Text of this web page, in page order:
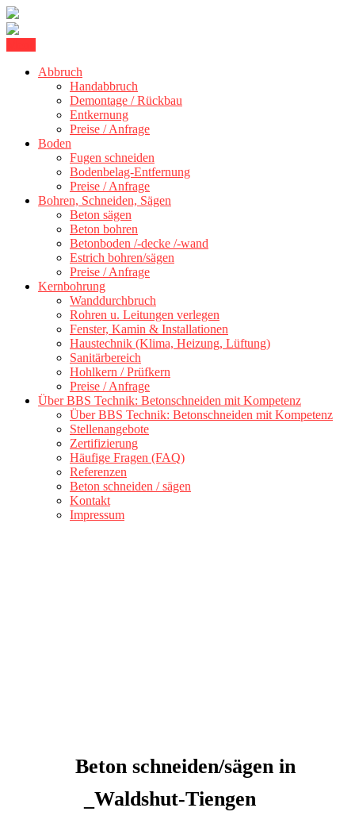
content
BBS Technik GmbH
300 kmAbbruch
Handabbruch
Demontage / Rückbau
Entkernung
Preise / Anfrage
Boden
Fugen schneiden
Bodenbelag-Entfernung
Preise / Anfrage
Bohren, Schneiden, Sägen
Beton sägen
Beton bohren
Betonboden /-decke /-wand
Estrich bohren/sägen
Preise / Anfrage
Kernbohrung
Wanddurchbruch
Rohren u. Leitungen verlegen
Fenster, Kamin & Installationen
Haustechnik (Klima, Heizung, Lüftung)
Sanitärbereich
Hohlkern / Prüfkern
Preise / Anfrage
Über BBS Technik: Betonschneiden mit Kompetenz
Über BBS Technik: Betonschneiden mit Kompetenz
Stellenangebote
Zertifizierung
Häufige Fragen (FAQ)
Referenzen
Beton schneiden / sägen
Kontakt
Impressum
Beton schneiden/sägen in
_Waldshut-Tiengen